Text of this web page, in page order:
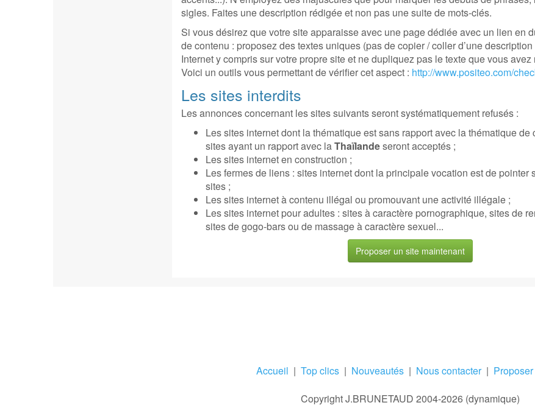
sigles. Faites une description rédigée et non pas une suite de mots-clés.
Si vous désirez que votre site apparaisse avec une page dédiée avec un lien en
de contenu : proposez des textes uniques (pas de copier / coller d’une
Internet y compris sur votre propre site et ne dupliquez pas le texte que vous
Voici un outils vous permettant de vérifier cet aspect : http://www.positeo.com/
Les sites interdits
Les annonces concernant les sites suivants seront systématiquement refusés :
Les sites internet dont la thématique est sans rapport avec la thématique
sites ayant un rapport avec laThaïlandeseront acceptés ;
Les sites internet en construction ;
Les fermes de liens : sites internet dont la principale vocation est de pointer
sites ;
Les sites internet à contenu illégal ou promouvant une activité illégale ;
Les sites internet pour adultes : sites à caractère pornographique, sites de
sites de gogo-bars ou de massage à caractère sexuel...
Proposer un site maintenant
Accueil | Top clics| Nouveautés| Nous contacter|
Copyright J.BRUNETAUD 2004-2026 (dynamique)